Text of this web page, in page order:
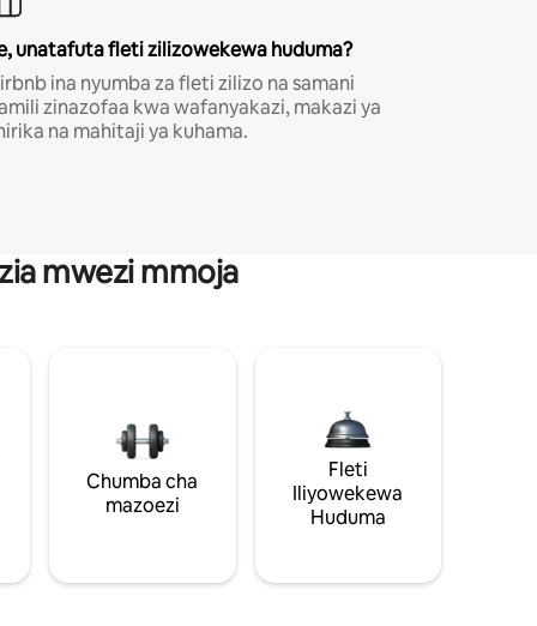
unatafuta fleti zilizowekewa huduma?
ina nyumba za fleti zilizo na samani
zinazofaa kwa wafanyakazi, makazi ya
na mahitaji ya kuhama.
mwezi mmoja
Chumba cha
mazoezi
Fleti
Iliyowekewa
Huduma